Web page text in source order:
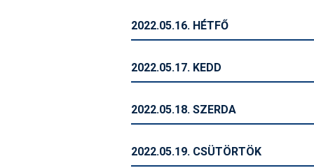
2022.05.16. HÉTFŐ
2022.05.17. KEDD
2022.05.18. SZERDA
2022.05.19. CSÜTÖRTÖK